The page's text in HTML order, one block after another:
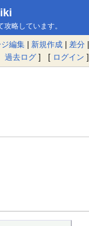
略しています。
編集 | 新規作成 | 差分 |
過去ログ ] [ ログイン ]